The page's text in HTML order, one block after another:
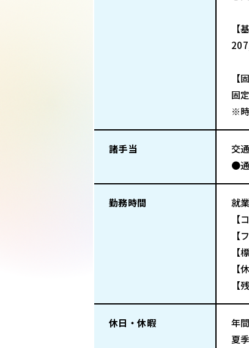
【
【
固
※
諸手当
交
●
勤務時間
就
【
【
【
【
休日・休暇
年
夏